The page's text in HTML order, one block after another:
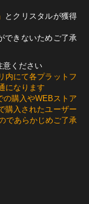
とクリスタルが獲得
できないためご了承
意ください
内にて各プラットフ
になります
の購入やWEBストア
購入されたユーザー
であらかじめご了承